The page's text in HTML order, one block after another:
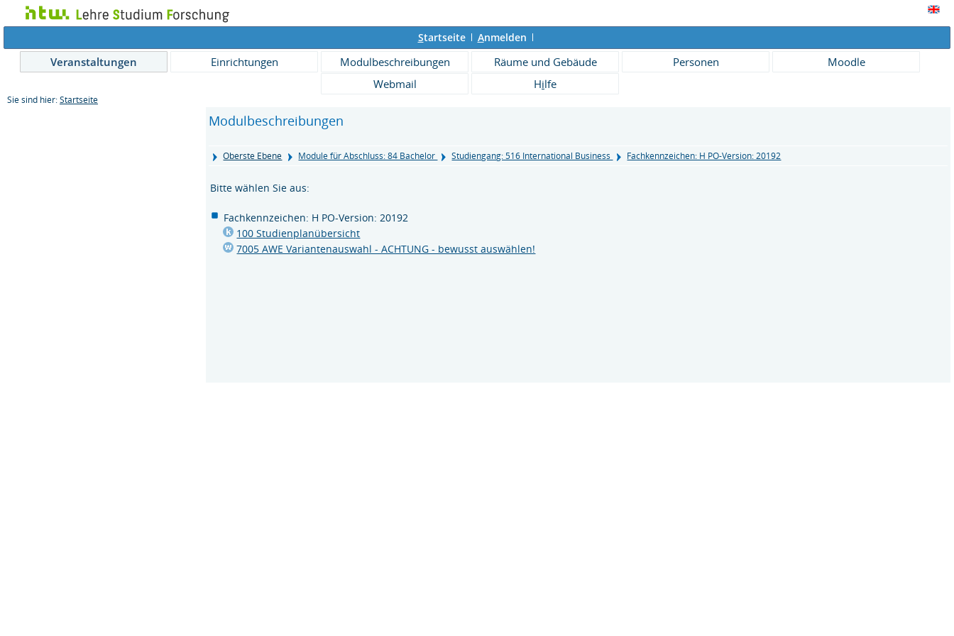
Startseite Anmelden
Veranstaltungen Einrichtungen Modulbeschreibungen Räume und Gebäude Personen
Moodle
Webmail
Hilfe
Sie sind hier: Startseite
Modulbeschreibungen
Oberste Ebene Module für Abschluss: 84 Bachelor Studiengang: 516 International Business Fachkennzeichen: H PO-Version: 20192
Bitte wählen Sie aus:
Fachkennzeichen: H PO-Version: 20192
100 Studienplanübersicht
7005 AWE Variantenauswahl - ACHTUNG - bewusst auswählen!